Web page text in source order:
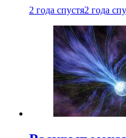
2 года спустя2 года